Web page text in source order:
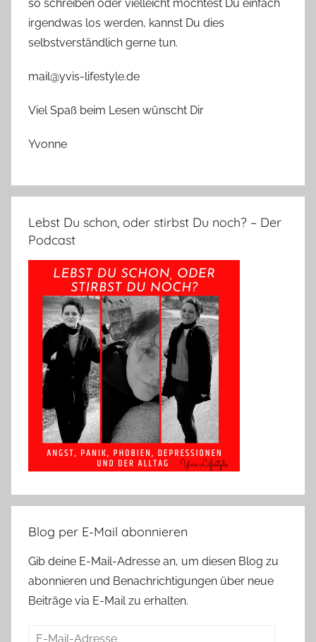
so schreiben oder vielleicht möchtest Du einfach
irgendwas los werden, kannst Du dies
selbstverständlich gerne tun.
mail@yvis-lifestyle.de
Viel Spaß beim Lesen wünscht Dir
Yvonne
Lebst Du schon, oder stirbst Du noch? – Der
Podcast
Blog per E-Mail abonnieren
Gib deine E-Mail-Adresse an, um diesen Blog zu
abonnieren und Benachrichtigungen über neue
Beiträge via E-Mail zu erhalten.
E-